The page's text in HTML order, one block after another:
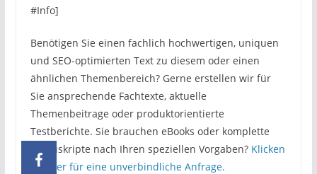
#Info]
Benötigen Sie einen fachlich hochwertigen, uniquen
und SEO-optimierten Text zu diesem oder einen
ähnlichen Themenbereich? Gerne erstellen wir für
Sie ansprechende Fachtexte, aktuelle
Themenbeitrage oder produktorientierte
Testberichte. Sie brauchen eBooks oder komplette
Manuskripte nach Ihren speziellen Vorgaben? Klicken
Sie hier für eine unverbindliche Anfrage.